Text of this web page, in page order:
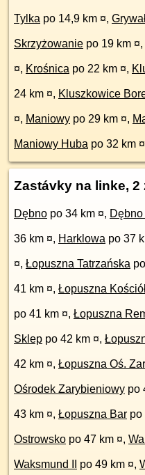
Tylka po 14,9 km ¤,
Skrzyżowanie po 19 km ¤,
¤, Krośnica po 22 km ¤,
24 km ¤, Kluszkowice
¤, Maniowy po 29 km ¤,
Maniowy Huba po 32 km ¤
Zastávky na linke, 2
Dębno po 34 km ¤,
36 km ¤, Harklowa po 37
¤, Łopuszna Tatrzańska
41 km ¤, Łopuszna
po 41 km ¤, Łopuszna
Sklep po 42 km ¤,
42 km ¤, Łopuszna Oś.
Ośrodek Zarybieniowy po
43 km ¤, Łopuszna Bar po
Ostrowsko po 47 km ¤,
Waksmund II po 49 km ¤,